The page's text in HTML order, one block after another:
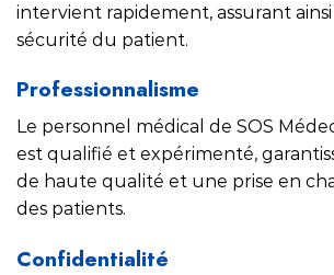
intervient rapidement, assurant
sécurité du patient.
Professionnalisme
Le personnel médical de SOS
est qualifié et expérimenté,
de haute qualité et une prise en
des patients.
Confidentialité